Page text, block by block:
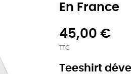
En France
45,00 €
TTC
Teeshirt